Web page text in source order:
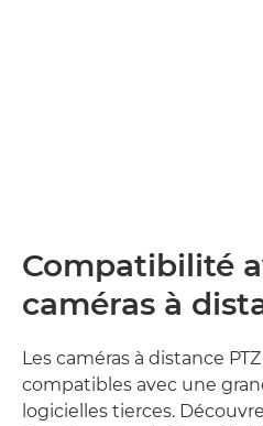
Compatibilité
caméras à
Les caméras à distance
compatibles avec une
logicielles tierces.